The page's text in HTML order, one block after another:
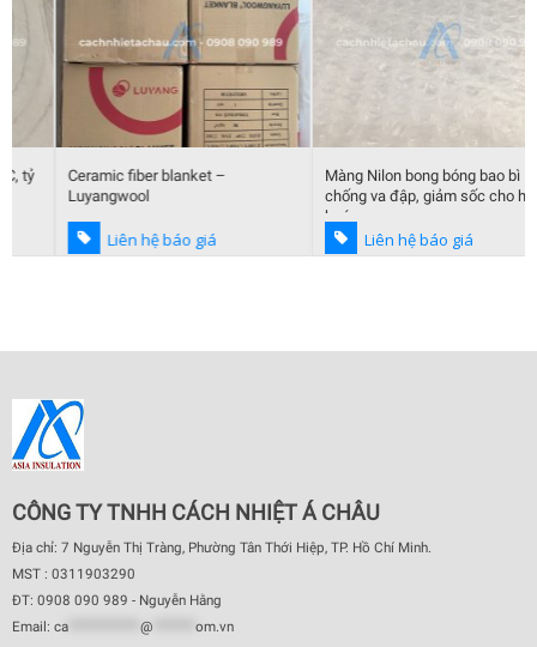
Ceramic fiber blanket –
Luyangwool
Liên hệ báo giá
Màng Nilon bong bóng bao bì
chống va đập, giảm sốc cho hàng
Liên hệ báo giá
CÔNG TY TNHH CÁCH NHIỆT Á CHÂU
Địa chỉ: 7 Nguyễn Thị Tràng, Phường Tân Thới Hiệp, TP. Hồ Chí Minh.
MST : 0311903290
ĐT: 0908 090 989 - Nguyễn Hằng
Email: ca @
om.vn